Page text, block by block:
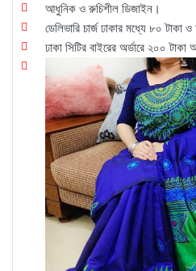
আধুনিক ও রুচিশীল ডিজাইন।
ডেলিভারি চার্জ ঢাকার মধ্যে ৮০ টাকা
ঢাকা সিটির বাইরের অর্ডারে ২০০ টাকা